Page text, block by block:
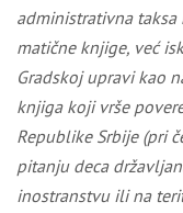
administrativna
matične knjige, već
Gradskoj upravi kao
knjiga koji vrše
Republike Srbije (pri
pitanju deca
inostranstvu ili na